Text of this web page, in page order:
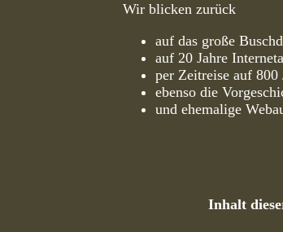
Wir blicken zurück
auf das große
auf 20 Jahre
per Zeitreise auf 800
ebenso die
und ehemalige
Inhalt